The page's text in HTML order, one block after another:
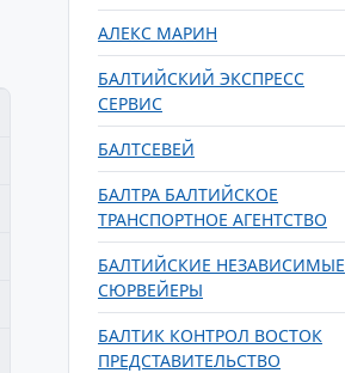
АЛЕКС МАРИН
БАЛТИЙСКИЙ ЭКСПРЕСС
СЕРВИС
БАЛТСЕВЕЙ
БАЛТРА БАЛТИЙСКОЕ
ТРАНСПОРТНОЕ АГЕНТСТВО
БАЛТИЙСКИЕ НЕЗАВИСИМЫЕ
СЮРВЕЙЕРЫ
БАЛТИК КОНТРОЛ ВОСТОК
ПРЕДСТАВИТЕЛЬСТВО